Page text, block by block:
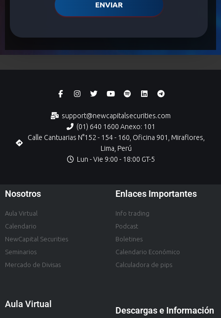
ENVIAR
support@newcapitalsecurities.com
(01) 640 1600 Anexo: 101
Calle Cantuarias N°152 - 154 - 160, Oficina 901, Miraflores,
Lima, Perú
Lun - Vie 9:00 - 18:00 GT-5
Nosotros
Aula Virtual
Calendario
NewCapital Securities
Seminarios
Mercado de Divisas
Enlaces Importantes
Info trading
Podcast
Boletines
Calendario Económico
Calculadora de pips
Aula Virtual
Descargas e Información